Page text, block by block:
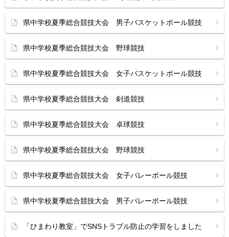
県中学校夏季総合競技大会 男子バスケットボール競技
県中学校夏季総合競技大会 野球競技
県中学校夏季総合競技大会 女子バスケットボール競技
県中学校夏季総合競技大会 剣道競技
県中学校夏季総合競技大会 卓球競技
県中学校夏季総合競技大会 野球競技
県中学校夏季総合競技大会 女子バレーボール競技
県中学校夏季総合競技大会 男子バレーボール競技
「ひまわり教室」でSNSトラブル防止の学習をしました